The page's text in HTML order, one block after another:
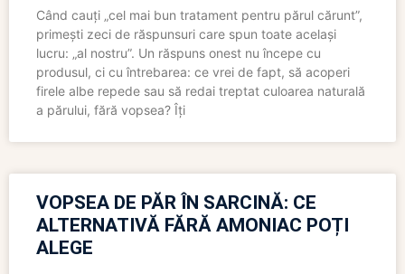
Când cauți „cel mai bun tratament pentru părul cărunt”,
primești zeci de răspunsuri care spun toate același
lucru: „al nostru”. Un răspuns onest nu începe cu
produsul, ci cu întrebarea: ce vrei de fapt, să acoperi
firele albe repede sau să redai treptat culoarea naturală
a părului, fără vopsea? Îți
VOPSEA DE PĂR ÎN SARCINĂ: CE
ALTERNATIVĂ FĂRĂ AMONIAC POȚI
ALEGE